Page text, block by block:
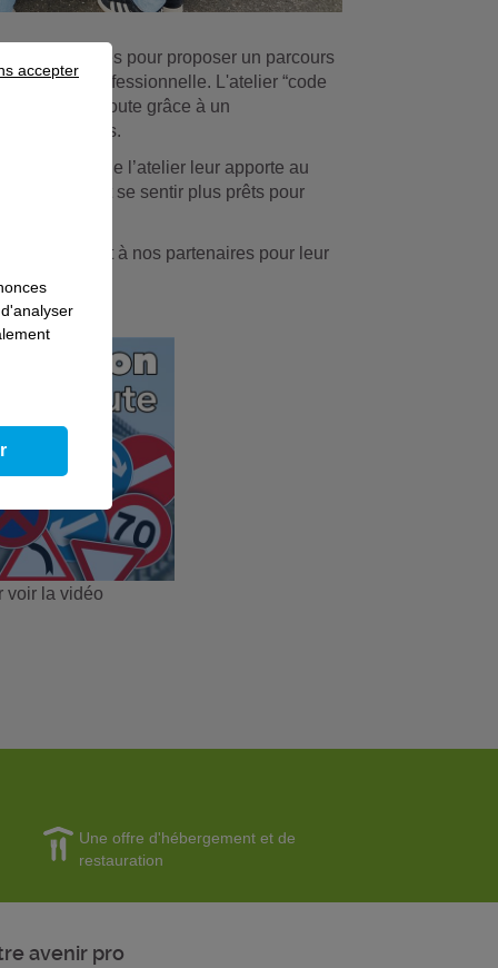
leurs forces pour proposer un parcours
insertion professionnelle. L'atelier “code
code de la route grâce à un
adaptées.
sur ce que l’atelier leur apporte au
en eux et se sentir plus prêts pour
et à nos partenaires pour leur
voir la vidéo
Une offre d'hébergement et de
restauration
avenir pro
accepter